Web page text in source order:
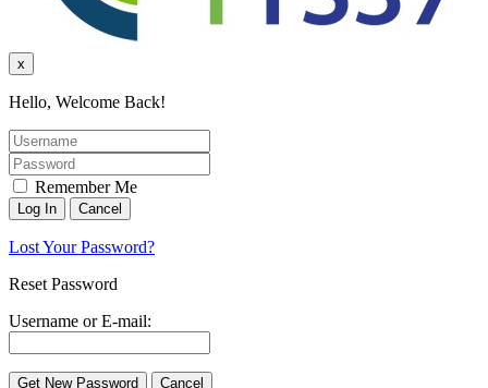
x
Hello, Welcome Back!
Remember Me
Lost Your Password?
Reset Password
Username or E-mail: